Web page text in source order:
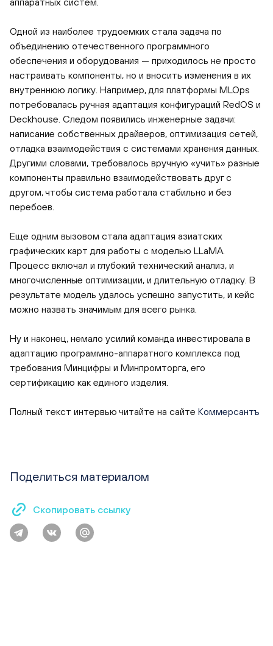
Одной из наиболее трудоемких стала задача по
объединению отечественного программного
обеспечения и оборудования — приходилось не просто
настраивать компоненты, но и вносить изменения в их
внутреннюю логику. Например, для платформы MLOps
потребовалась ручная адаптация конфигураций RedOS и
Deckhouse. Следом появились инженерные задачи:
написание собственных драйверов, оптимизация сетей,
отладка взаимодействия с системами хранения данных.
Другими словами, требовалось вручную «учить» разные
компоненты правильно взаимодействовать друг с
другом, чтобы система работала стабильно и без
перебоев.
Еще одним вызовом стала адаптация азиатских
графических карт для работы с моделью LLaMA.
Процесс включал и глубокий технический анализ, и
многочисленные оптимизации, и длительную отладку. В
результате модель удалось успешно запустить, и кейс
можно назвать значимым для всего рынка.
Ну и наконец, немало усилий команда инвестировала в
адаптацию программно-аппаратного комплекса под
требования Минцифры и Минпромторга, его
сертификацию как единого изделия.
Полный текст интервью читайте на сайте Коммерсантъ
Поделиться материалом
Скопировать ссылку